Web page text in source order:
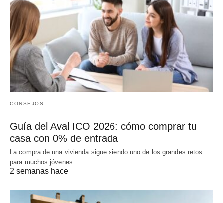
CONSEJOS
Guía del Aval ICO 2026: cómo comprar tu
casa con 0% de entrada
La compra de una vivienda sigue siendo uno de los grandes retos
para muchos jóvenes…
2 semanas hace